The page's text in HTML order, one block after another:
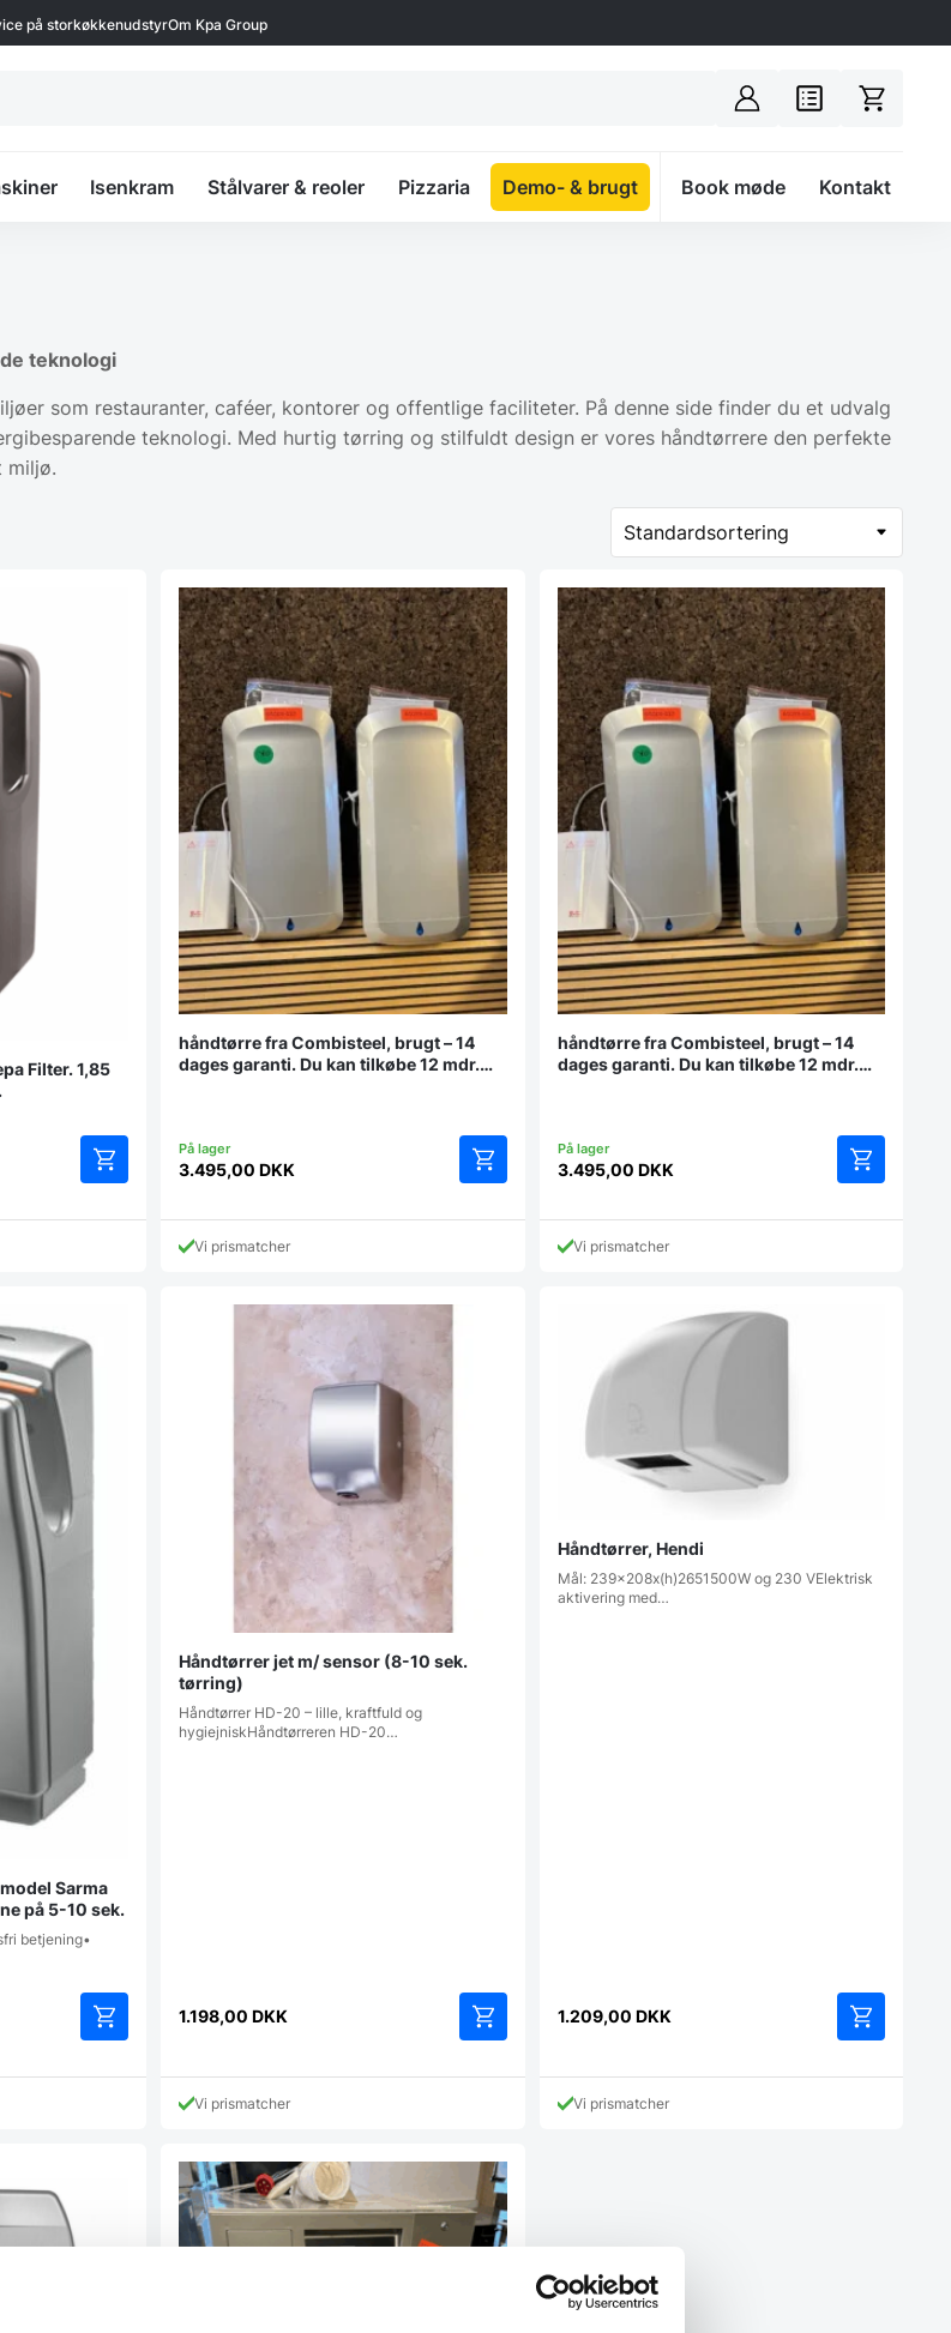
på storkøkkenudstyrOm Kpa Group
Isenkram Stålvarer & reoler Pizzaria Demo- & brugt Spacer
Book møde Kontakt
teknologi
som restauranter, caféer, kontorer og offentlige faciliteter. På denne side finder du et udvalg
teknologi. Med hurtig tørring og stilfuldt design er vores håndtørrere den perfekte
miljø.
Filter. 1,85
håndtørre fra Combisteel, brugt – 14
dages garanti. Du kan tilkøbe 12 mdr.
3.495,00DKK
Vi prismatcher
håndtørre fra Combisteel, brugt – 14
dages garanti. Du kan tilkøbe 12 mdr.
3.495,00 DKK
Vi prismatcher
Sarma
på 5-10 sek.
betjening•
Håndtørrer jet m/ sensor (8-10 sek.
tørring)
Håndtørrer HD-20 – lille, kraftfuld og
hygiejniskHåndtørreren HD-20…
1.198,00DKK
Vi prismatcher
Håndtørrer, Hendi
Mål: 239x208x(h)2651500W og 230 VElektrisk
aktivering med…
1.209,00 DKK
Vi prismatcher